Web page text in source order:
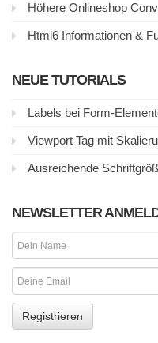
Höhere Onlineshop
Html6 Informationen &
NEUE TUTORIALS
Labels bei Form-
Viewport Tag mit
Ausreichende
NEWSLETTER